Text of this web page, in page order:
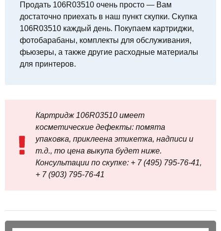
Продать 106R03510 очень просто — Вам
достаточно приехать в наш пункт скупки. Скупка
106R03510 каждый день. Покупаем картриджи,
фотобарабаны, комплекты для обслуживания,
фьюзеры, а также другие расходные материалы
для принтеров.
Картридж 106R03510 имеет
косметические дефекты: помята
упаковка, приклеена этикетка, надписи и
т.д., то цена выкупа будет ниже.
Консультации по скупке: + 7 (495) 795-76-41,
+ 7 (903) 795-76-41